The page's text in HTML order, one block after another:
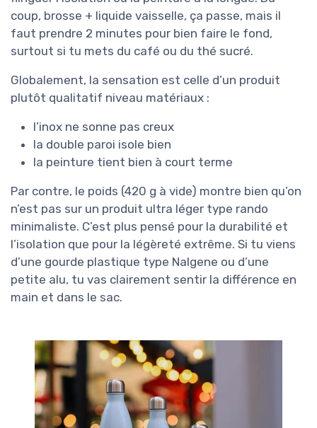
coup, brosse + liquide vaisselle, ça passe, mais il
faut prendre 2 minutes pour bien faire le fond,
surtout si tu mets du café ou du thé sucré.
Globalement, la sensation est celle d’un produit
plutôt qualitatif niveau matériaux :
l’inox ne sonne pas creux
la double paroi isole bien
la peinture tient bien à court terme
Par contre, le poids (420 g à vide) montre bien qu’on
n’est pas sur un produit ultra léger type rando
minimaliste. C’est plus pensé pour la durabilité et
l’isolation que pour la légèreté extrême. Si tu viens
d’une gourde plastique type Nalgene ou d’une
petite alu, tu vas clairement sentir la différence en
main et dans le sac.